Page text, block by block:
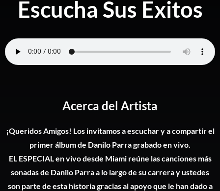
Escucha Sus Éxitos
Acerca del Artista
¡Queridos Amigos! Los invitamos a escuchar y a compartir el
primer álbum de Danilo Parra grabado en vivo.
EL ESPECIAL en vivo desde Miami reúne las canciones más
sonadas de Danilo Parra a lo largo de su carrera y ustedes
son parte de esta historia gracias al apoyo que le han dado a